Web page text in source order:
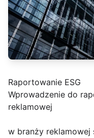
Raportowanie ESG
Wprowadzenie do
reklamowej
w branży reklamowej